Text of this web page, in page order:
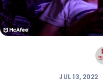
JUL 13, 2022